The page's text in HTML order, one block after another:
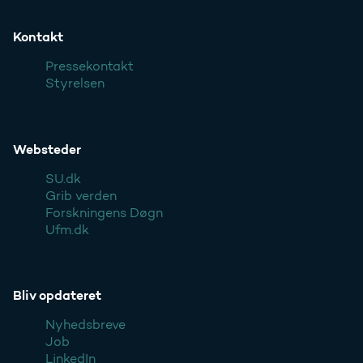
Kontakt
Pressekontakt
Styrelsen
Websteder
SU.dk
Grib verden
Forskningens Døgn
Ufm.dk
Bliv opdateret
Nyhedsbreve
Job
LinkedIn